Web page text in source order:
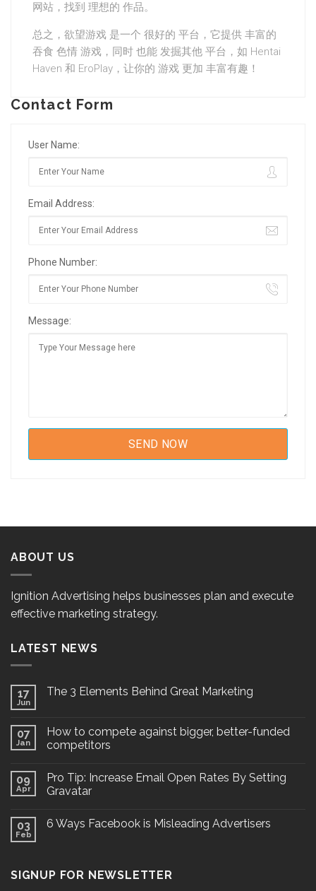
网站，找到 理想的 作品。
总之，欲望游戏 是一个 很好的 平台，它提供 丰富的
吞食 色情 游戏，同时 也能 发掘其他 平台，如 Hentai
Haven 和 EroPlay，让你的 游戏 更加 丰富有趣！
Contact Form
User Name:
Email Address:
Phone Number:
Message:
ABOUT US
Ignition Advertising helps businesses plan and execute
effective marketing strategy.
LATEST NEWS
17
Jun
The 3 Elements Behind Great Marketing
07
Jan
How to compete against bigger, better-funded
competitors
09
Apr
Pro Tip: Increase Email Open Rates By Setting
Gravatar
03
Feb
6 Ways Facebook is Misleading Advertisers
SIGNUP FOR NEWSLETTER